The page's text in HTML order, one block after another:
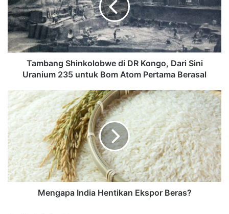
Tambang Shinkolobwe di DR Kongo, Dari Sini
Uranium 235 untuk Bom Atom Pertama Berasal
Mengapa India Hentikan Ekspor Beras?